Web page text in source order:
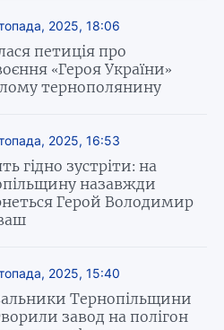
2025, 18:06
петиція про
«Героя України»
тернополянину
2025, 16:53
гідно зустріти: на
назавжди
Герой Володимир
2025, 15:40
Тернопільщини
завод на полігон